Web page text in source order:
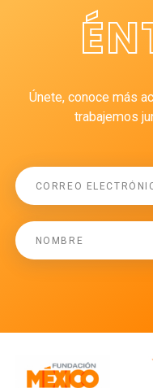
Únete, conoce más
trabajemos